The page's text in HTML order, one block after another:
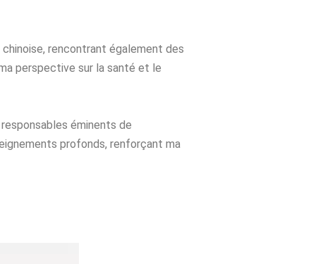
, rencontrant également des
perspective sur la santé et le
éminents de
profonds, renforçant ma